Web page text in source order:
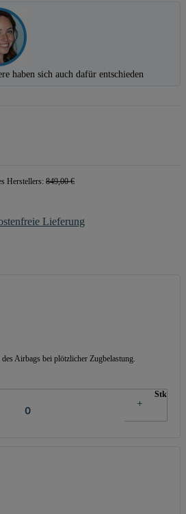
haben sich auch dafür entschieden
Herstellers: 849,00 €
Lieferung
Airbags bei plötzlicher Zugbelastung.
Stk